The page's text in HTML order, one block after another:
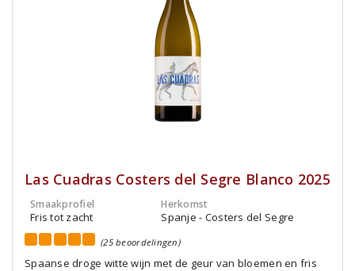
Las Cuadras Costers del Segre Blanco 2025
Smaakprofiel
Fris tot zacht
Herkomst
Spanje - Costers del Segre
(25 beoordelingen)
Spaanse droge witte wijn met de geur van bloemen en fris